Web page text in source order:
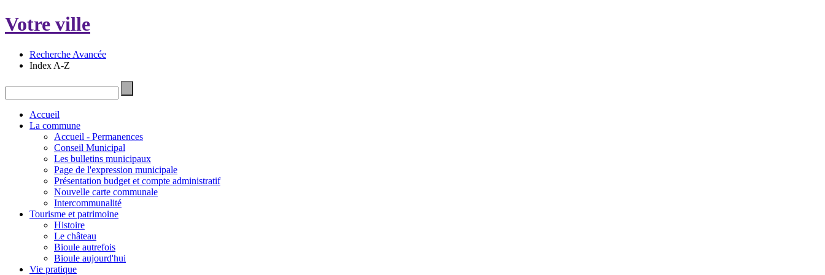
Votre ville
Recherche Avancée
Index A-Z
Accueil
La commune
Accueil - Permanences
Conseil Municipal
Les bulletins municipaux
Page de l'expression municipale
Présentation budget et compte administratif
Nouvelle carte communale
Intercommunalité
Tourisme et patrimoine
Histoire
Le château
Bioule autrefois
Bioule aujourd'hui
Vie pratique